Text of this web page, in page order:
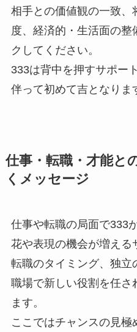
相手との価値観の一致、
度、経済的・生活面の整
クしてください。
333は背中を押すサポー
伴って初めて吉となりま
仕事・転職・才能と
くメッセージ
仕事や転職の局面で333
花や表現の機会が増える
転職のタイミング、独立
職場で新しい役割を任さ
ます。
ここではチャンスの見極